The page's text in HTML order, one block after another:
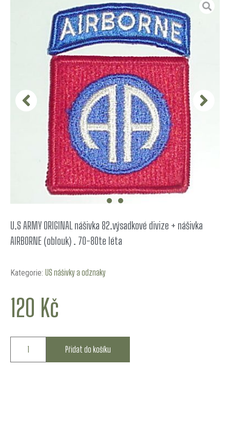
U.S ARMY ORIGINAL nášivka 82.výsadkové divize + nášivka
AIRBORNE (oblouk) . 70-80te léta
Kategorie: US nášivky a odznaky
120 Kč
Přidat do košíku